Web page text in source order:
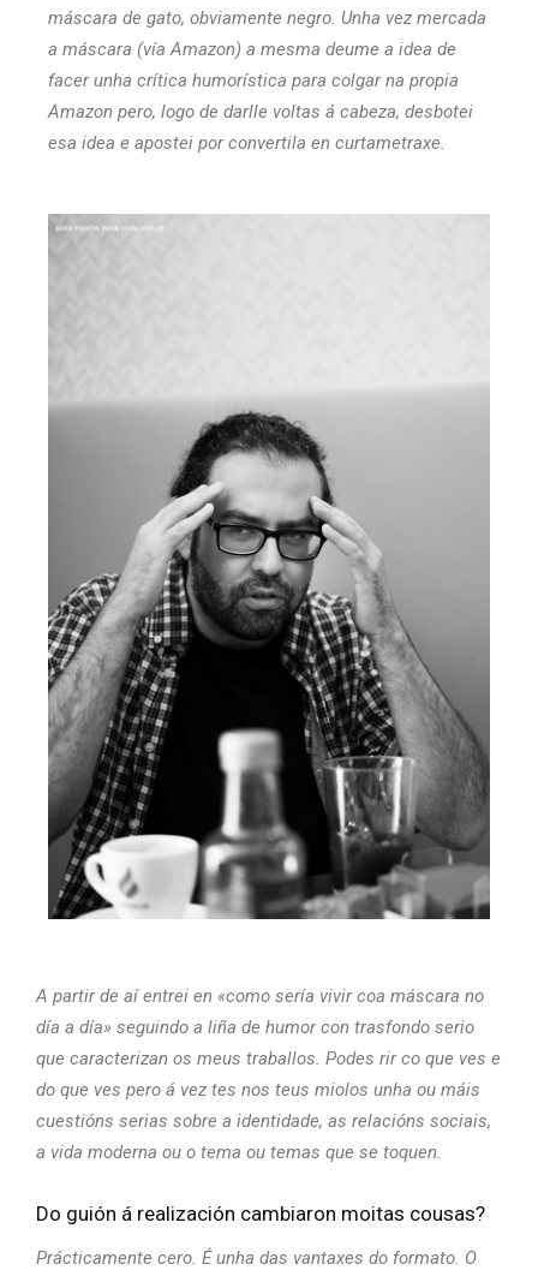
máscara de gato, obviamente negro. Unha vez mercada
a máscara (vía Amazon) a mesma deume a idea de
facer unha crítica humorística para colgar na propia
Amazon pero, logo de darlle voltas á cabeza, desbotei
esa idea e apostei por convertila en curtametraxe.
A partir de aí entrei en «como sería vivir coa máscara no
día a día» seguindo a liña de humor con trasfondo serio
que caracterizan os meus traballos. Podes rir co que ves e
do que ves pero á vez tes nos teus miolos unha ou máis
cuestións serias sobre a identidade, as relacións sociais,
a vida moderna ou o tema ou temas que se toquen.
Do guión á realización cambiaron moitas cousas?
Prácticamente cero. É unha das vantaxes do formato. O